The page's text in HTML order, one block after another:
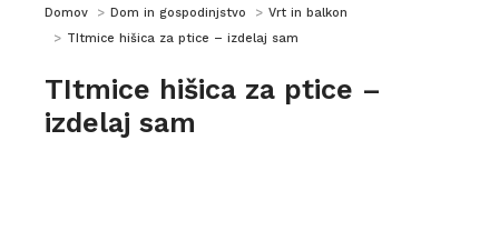
You are here:
Domov Dom in gospodinjstvo
Vrt in balkon
TItmice hišica za ptice – izdelaj sam
TItmice hišica za ptice –
izdelaj sam